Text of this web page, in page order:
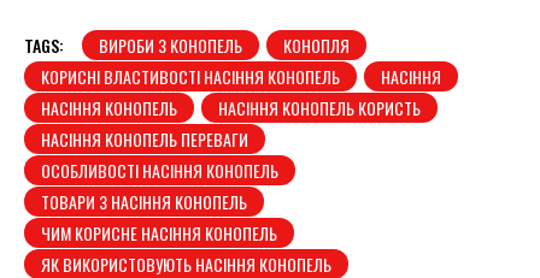
TAGS: ВИРОБИ З КОНОПЕЛЬ
КОНОПЛЯ
КОРИСНІ ВЛАСТИВОСТІ НАСІННЯ КОНОПЕЛЬ
НАСІННЯ
НАСІННЯ КОНОПЕЛЬ
НАСІННЯ КОНОПЕЛЬ КОРИСТЬ
НАСІННЯ КОНОПЕЛЬ ПЕРЕВАГИ
ОСОБЛИВОСТІ НАСІННЯ КОНОПЕЛЬ
ТОВАРИ З НАСІННЯ КОНОПЕЛЬ
ЧИМ КОРИСНЕ НАСІННЯ КОНОПЕЛЬ
ЯК ВИКОРИСТОВУЮТЬ НАСІННЯ КОНОПЕЛЬ